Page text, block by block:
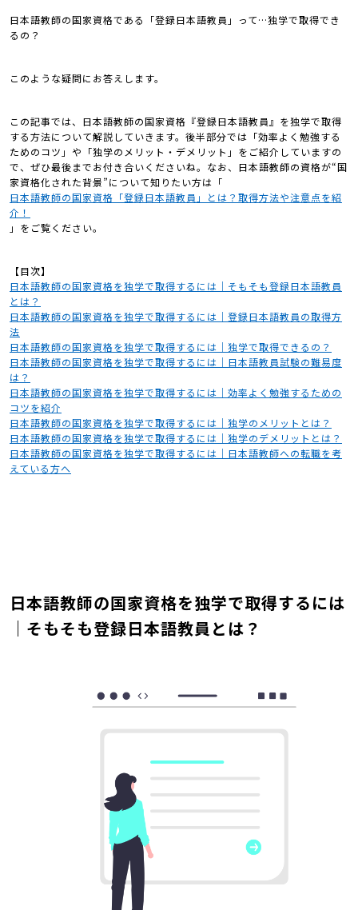
日本語教師の国家資格である「登録日本語教員」って…独学で取得でき
るの？
このような疑問にお答えします。
この記事では、日本語教師の国家資格『登録日本語教員』を独学で取得
する方法について解説していきます。後半部分では「効率よく勉強する
ためのコツ」や「独学のメリット・デメリット」をご紹介していますの
で、ぜひ最後までお付き合いくださいね。なお、日本語教師の資格が“国
家資格化された背景”について知りたい方は「
日本語教師の国家資格「登録日本語教員」とは？取得方法や注意点を紹
介！
」をご覧ください。
【目次】
日本語教師の国家資格を独学で取得するには｜そもそも登録日本語教員
とは？
日本語教師の国家資格を独学で取得するには｜登録日本語教員の取得方
法
日本語教師の国家資格を独学で取得するには｜独学で取得できるの？
日本語教師の国家資格を独学で取得するには｜日本語教員試験の難易度
は？
日本語教師の国家資格を独学で取得するには｜効率よく勉強するための
コツを紹介
日本語教師の国家資格を独学で取得するには｜独学のメリットとは？
日本語教師の国家資格を独学で取得するには｜独学のデメリットとは？
日本語教師の国家資格を独学で取得するには｜日本語教師への転職を考
えている方へ
日本語教師の国家資格を独学で取得するには
｜そもそも登録日本語教員とは？